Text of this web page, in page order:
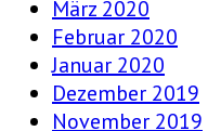
März 2020
Februar 2020
Januar 2020
Dezember 2019
November 2019